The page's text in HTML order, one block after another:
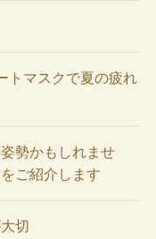
トマスクで夏の疲れ
勢かもしれませ
ご紹介します
切